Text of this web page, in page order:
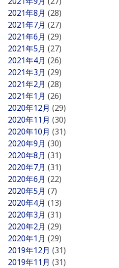
2021年8月 (28)
2021年7月 (27)
2021年6月 (29)
2021年5月 (27)
2021年4月 (26)
2021年3月 (29)
2021年2月 (28)
2021年1月 (26)
2020年12月 (29)
2020年11月 (30)
2020年10月 (31)
2020年9月 (30)
2020年8月 (31)
2020年7月 (31)
2020年6月 (22)
2020年5月 (7)
2020年4月 (13)
2020年3月 (31)
2020年2月 (29)
2020年1月 (29)
2019年12月 (31)
2019年11月 (31)